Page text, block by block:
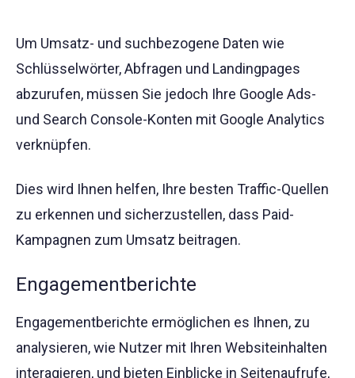
Um Umsatz- und suchbezogene Daten wie
Schlüsselwörter, Abfragen und Landingpages
abzurufen, müssen Sie jedoch Ihre Google Ads-
und Search Console-Konten mit Google Analytics
verknüpfen.
Dies wird Ihnen helfen, Ihre besten Traffic-Quellen
zu erkennen und sicherzustellen, dass Paid-
Kampagnen zum Umsatz beitragen.
Engagementberichte
Engagementberichte ermöglichen es Ihnen, zu
analysieren, wie Nutzer mit Ihren Websiteinhalten
interagieren, und bieten Einblicke in Seitenaufrufe,